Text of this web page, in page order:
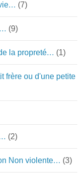
(7)
(9)
la propreté… (1)
frère ou d'une petite
(2)
Non violente… (3)